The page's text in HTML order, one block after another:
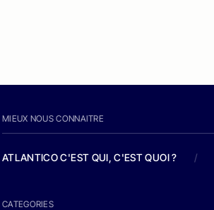
MIEUX NOUS CONNAITRE
ATLANTICO C'EST QUI, C'EST QUOI ? /
CATEGORIES